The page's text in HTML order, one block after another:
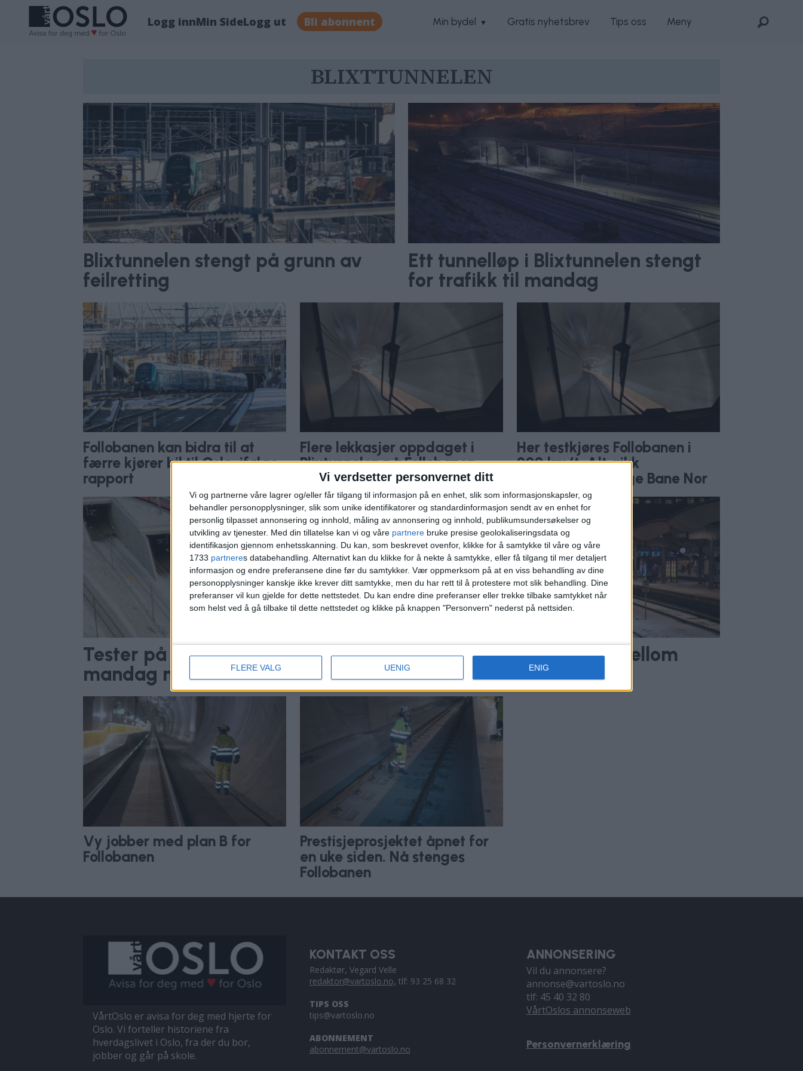
Vi verdsetter personvernet ditt
Vi og partnerne våre lagrer og/eller får tilgang til informasjon på en enhet, slik som informasjonskapsler, og
behandler personopplysninger, slik som unike identifikatorer og standardinformasjon sendt av en enhet for
personlig tilpasset annonsering og innhold, måling av annonsering og innhold, publikumsundersøkelser og
utvikling av tjenester. Med din tillatelse kan vi og våre partnere bruke presise geolokaliseringsdata og
identifikasjon gjennom enhetsskanning. Du kan, som beskrevet ovenfor, klikke for å samtykke til våre og våre
1733 partneres databehandling. Alternativt kan du klikke for å nekte å samtykke, eller få tilgang til mer detaljert
informasjon og endre preferansene dine før du samtykker. Vær oppmerksom på at en viss behandling av dine
personopplysninger kanskje ikke krever ditt samtykke, men du har rett til å protestere mot slik behandling. Dine
preferanser vil kun gjelde for dette nettstedet. Du kan endre dine preferanser eller trekke tilbake samtykket når
som helst ved å gå tilbake til dette nettstedet og klikke på knappen "Personvern" nederst på nettsiden.
FLERE VALG UENIG ENIG
Logg innMin SideLogg ut Bli abonnent Min bydel Gratis nyhetsbrev Tips oss Meny
blixttunnelen
BLIXTTUNNELEN
Blixtunnelen stengt på grunn av
feilretting
Ett tunnelløp i Blixtunnelen stengt
for trafikk til mandag
Follobanen kan bidra til at
færre kjører bil til Oslo, ifølge
rapport
Flere lekkasjer oppdaget i
Blixtunnelen på Follobanen
Her testkjøres Follobanen i
200 km/t. Alt gikk
problemfritt, ifølge Bane Nor
Tester på Follobanen starter
mandag morgen
Mer trøbbel for togene mellom
Oslo og Østfold
Vy jobber med plan B for
Follobanen
Prestisjeprosjektet åpnet for
en uke siden. Nå stenges
Follobanen
VårtOslo er avisa for deg med hjerte for
Oslo. Vi forteller historiene fra
hverdagslivet i Oslo, fra der du bor,
jobber og går på skole.
KONTAKT OSS
Redaktør, Vegard Velle
redaktor@vartoslo.no, tlf: 93 25 68 32
TIPS OSS
tips@vartoslo.no
ABONNEMENT
abonnement@vartoslo.no
ANNONSERING
Vil du annonsere?
annonse@vartoslo.no
tlf: 45 40 32 80
VårtOslos annonseweb
Personvernerklæring